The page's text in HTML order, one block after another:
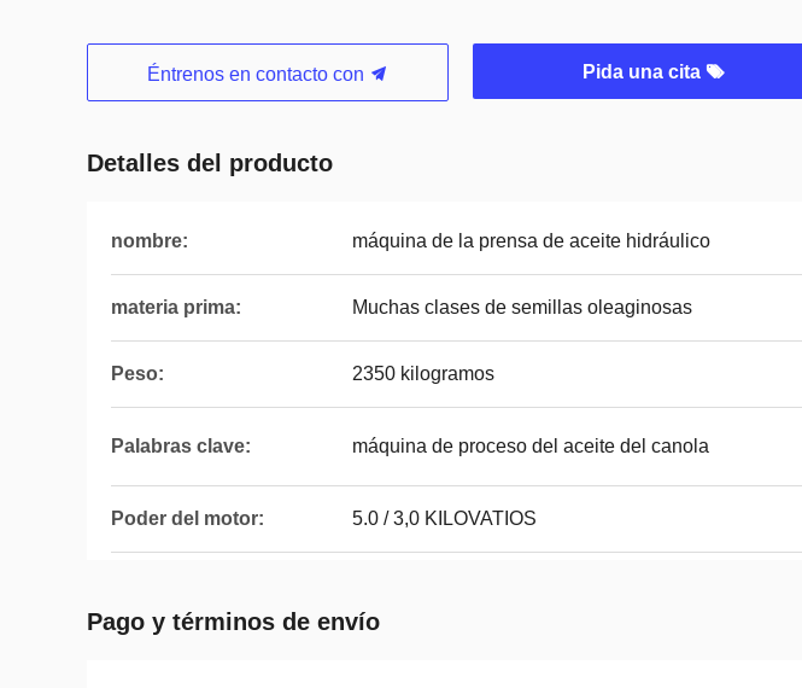
Éntrenos en contacto con Pida una cita
Detalles del producto
nombre: máquina de la prensa de aceite hidráulico
materia prima: Muchas clases de semillas oleaginosas
Peso: 2350 kilogramos
Palabras clave: máquina de proceso del aceite del canola
Poder del motor: 5.0 / 3,0 KILOVATIOS
Pago y términos de envío